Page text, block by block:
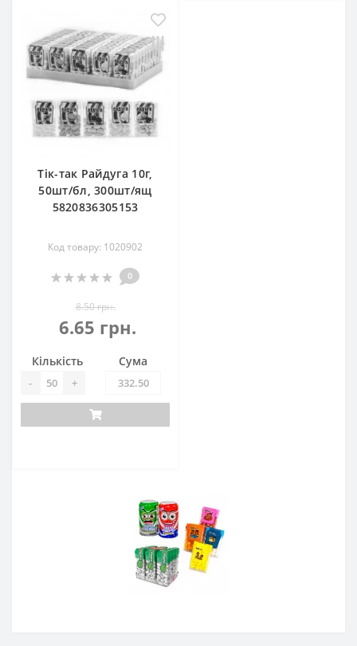
Тік-так Райдуга 10г,
50шт/бл, 300шт/ящ
5820836305153
Код товару: 1020902
0
8.50 грн.
6.65 грн.
Кількість
- +
Сума